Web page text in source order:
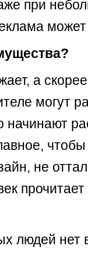
при
а
могут
не
людей нет